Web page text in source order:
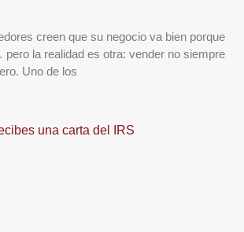
creen que su negocio va bien porque
la realidad es otra: vender no siempre
Uno de los